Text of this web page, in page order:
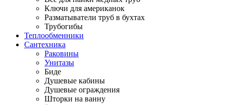
Ключи для американок
Разматыватели труб в бухтах
Трубогибы
Теплообменники
Сантехника
Раковины
Унитазы
Биде
Душевые кабины
Душевые ограждения
Шторки на ванну